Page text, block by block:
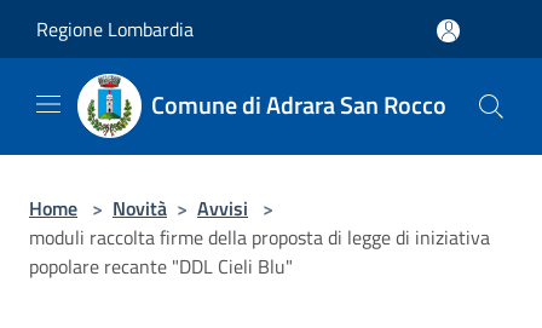
Regione Lombardia
Comune di Adrara San Rocco
Home > Novità > Avvisi >
moduli raccolta firme della proposta di legge di iniziativa
popolare recante "DDL Cieli Blu"